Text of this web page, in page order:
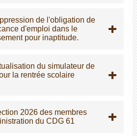
de l'obligation de
d'emploi dans le
pour inaptitude.
du simulateur de
la rentrée scolaire
2026 des membres
du CDG 61